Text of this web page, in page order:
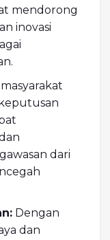
mendorong
inovasi
dari
Dengan
dan